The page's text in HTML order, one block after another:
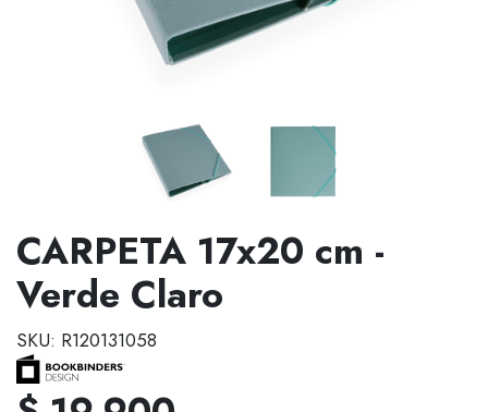
CARPETA 17x20 cm -
Verde Claro
SKU: R120131058